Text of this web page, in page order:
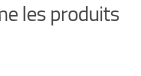
les produits